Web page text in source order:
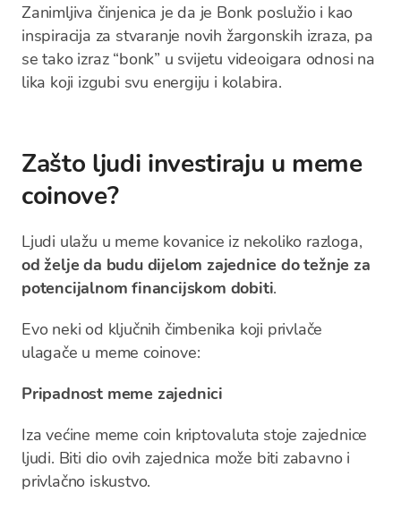
Zanimljiva činjenica je da je Bonk poslužio i kao
inspiracija za stvaranje novih žargonskih izraza, pa
se tako izraz “bonk” u svijetu videoigara odnosi na
lika koji izgubi svu energiju i kolabira.
Zašto ljudi investiraju u meme
coinove?
Ljudi ulažu u meme kovanice iz nekoliko razloga,
od želje da budu dijelom zajednice do težnje za
potencijalnom financijskom dobiti.
Evo neki od ključnih čimbenika koji privlače
ulagače u meme coinove:
Pripadnost meme zajednici
Iza većine meme coin kriptovaluta stoje zajednice
ljudi. Biti dio ovih zajednica može biti zabavno i
privlačno iskustvo.